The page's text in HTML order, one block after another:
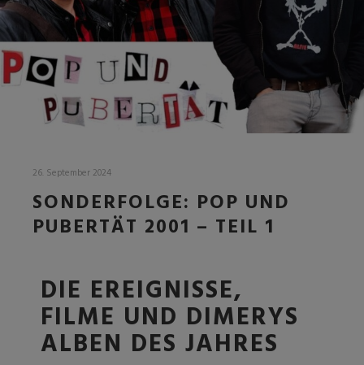
26. September 2024
SONDERFOLGE: POP UND
PUBERTÄT 2001 – TEIL 1
DIE EREIGNISSE,
FILME UND DIMERYS
ALBEN DES JAHRES